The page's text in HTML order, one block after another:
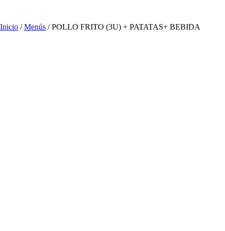
Inicio /Menús / POLLO FRITO (3U) + PATATAS+ BEBIDA